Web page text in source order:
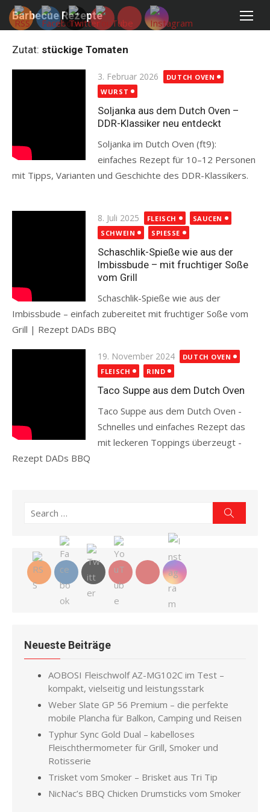
Skip
Barbecue Rezepte
Zutat: stückige Tomaten
Posted
on
3. Februar 2026
DUTCH OVEN
WURST
Soljanka aus dem Dutch Oven –
DDR-Klassiker neu entdeckt
Soljanka im Dutch Oven (ft9):
einfaches Rezept für 10–12 Personen
mit Tipps, Varianten und Geschichte des DDR-Klassikers.
Posted
on
8. Juli 2025 FLEISCH
SAUCEN
SCHWEIN
SPIESSE
Schaschlik-Spieße wie aus der
Imbissbude – mit fruchtiger Soße
vom Grill
Schaschlik-Spieße wie aus der
Imbissbude – einfach zubereitet mit fruchtiger Soße vom
Grill | Rezept DADs BBQ
Posted
on
19. November 2024
DUTCH OVEN
FLEISCH
RIND
Taco Suppe aus dem Dutch Oven
Taco Suppe aus dem Dutch Oven -
Schnelles und einfaches Rezept das
mit leckeren Toppings überzeugt -
Rezept DADs BBQ
Search
Neueste Beiträge
AOBOSI Fleischwolf AZ-MG102C im Test –
kompakt, vielseitig und leistungsstark
Weber Slate GP 56 Premium – die perfekte
mobile Plancha für Balkon, Camping und Reisen
Typhur Sync Gold Dual – kabelloses
Fleischthermometer für Grill, Smoker und
Rotisserie
Trisket vom Smoker – Brisket aus Tri Tip
NicNac’s BBQ Chicken Drumsticks vom Smoker